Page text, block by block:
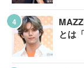
とは